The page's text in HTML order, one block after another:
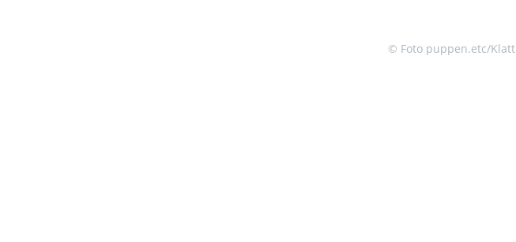
© Foto puppen.etc/Klatt